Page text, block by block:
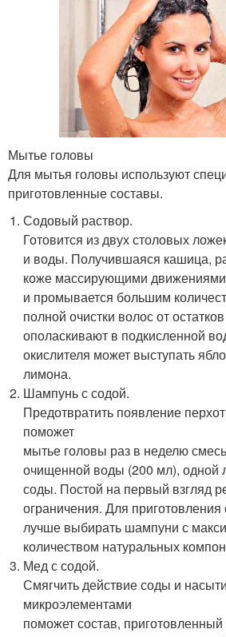
Мытье головы
Для мытья головы используют
приготовленные составы.
Содовый раствор.
Готовится из двух столовых
и воды. Получившаяся кашица,
коже массирующими
и промывается большим
полной очистки волос от
ополаскивают в подкисленной
окислителя может выступать
лимона.
Шампунь с содой.
Предотвратить появление
поможет
мытье головы раз в неделю
очищенной воды (200 мл), одной
соды. Постой на первый взгляд
ограничения. Для приготовления
лучше выбирать шампуни с
количеством натуральных
Мед с содой.
Смягчить действие соды и
микроэлементами
поможет состав,